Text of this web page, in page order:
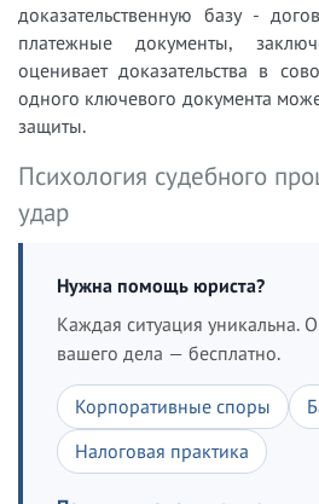
доказательственную базу -
платежные документы,
оценивает доказательства в
одного ключевого документа
защиты.
Психология судебного
удар
Нужна помощь юриста?
Каждая ситуация уникальна.
вашего дела — бесплатно.
Корпоративные споры
Налоговая практика